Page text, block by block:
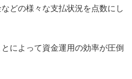
どの様々な支払状況を点数にし
によって資金運用の効率が圧倒